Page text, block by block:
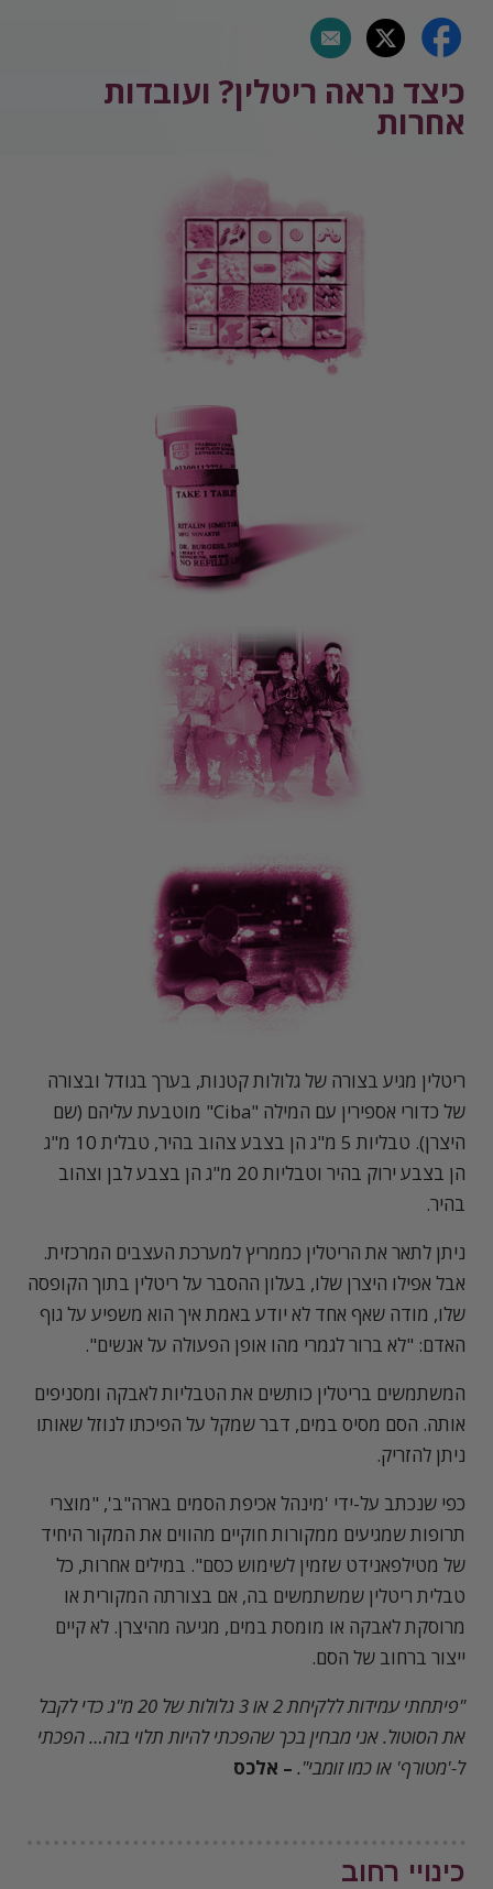
כיצד נראה ריטלין? ועובדות
אחרות
ריטלין מגיע בצורה של גלולות קטנות, בערך בגודל ובצורה
של כדורי אספירין עם המילה "Ciba" מוטבעת עליהם (שם
היצרן). טבליות 5 מ"ג הן בצבע צהוב בהיר, טבלית 10 מ"ג
הן בצבע ירוק בהיר וטבליות 20 מ"ג הן בצבע לבן וצהוב
בהיר.
ניתן לתאר את הריטלין כממריץ למערכת העצבים המרכזית.
אבל אפילו היצרן שלו, בעלון ההסבר על ריטלין בתוך הקופסה
שלו, מודה שאף אחד לא יודע באמת איך הוא משפיע על גוף
האדם: "לא ברור לגמרי מהו אופן הפעולה על אנשים".
המשתמשים בריטלין כותשים את הטבליות לאבקה ומסניפים
אותה. הסם מסיס במים, דבר שמקל על הפיכתו לנוזל שאותו
ניתן להזריק.
כפי שנכתב על-ידי 'מינהל אכיפת הסמים בארה"ב', "מוצרי
תרופות שמגיעים ממקורות חוקיים מהווים את המקור היחיד
של מטילפאנידט שזמין לשימוש כסם". במילים אחרות, כל
טבלית ריטלין שמשתמשים בה, אם בצורתה המקורית או
מרוסקת לאבקה או מומסת במים, מגיעה מהיצרן. לא קיים
ייצור ברחוב של הסם.
"פיתחתי עמידות ללקיחת 2 או 3 גלולות של 20 מ"ג כדי לקבל
את הסוטול. אני מבחין בכך שהפכתי להיות תלוי בזה… הפכתי
ל-'מטורף' או כמו זומבי". – אלכס
כינויי רחוב